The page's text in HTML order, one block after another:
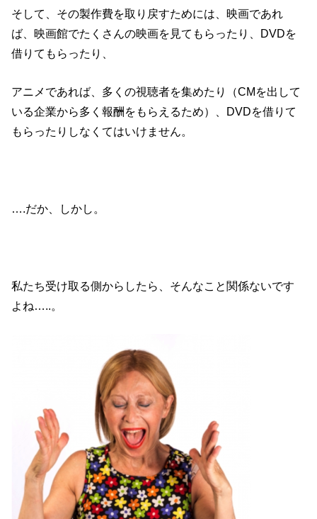
そして、その製作費を取り戻すためには、映画であれ
ば、映画館でたくさんの映画を見てもらったり、DVDを
借りてもらったり、
アニメであれば、多くの視聴者を集めたり（CMを出して
いる企業から多く報酬をもらえるため）、DVDを借りて
もらったりしなくてはいけません。
….だか、しかし。
私たち受け取る側からしたら、そんなこと関係ないです
よね…..。